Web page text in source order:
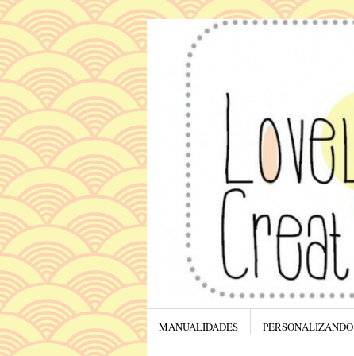
Menú
SALTAR AL CONTENIDO.
MANUALIDADES PERSONALIZANDO